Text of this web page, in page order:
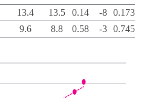
13.4 13.5 0.14 -8
0.173
9.6 8.8 0.58 -3 0.745